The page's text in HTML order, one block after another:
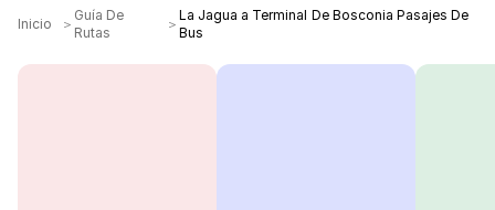
Inicio ＞
Guía De
Rutas
＞
La Jagua a Terminal De Bosconia Pasajes De
Bus